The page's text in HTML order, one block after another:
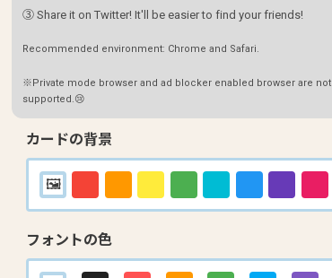
③ Share it on Twitter! It'll be easier to find your friends!
Recommended environment: Chrome and Safari.
※Private mode browser and ad blocker enabled browser are not
supported.😢
カードの背景
フォントの色